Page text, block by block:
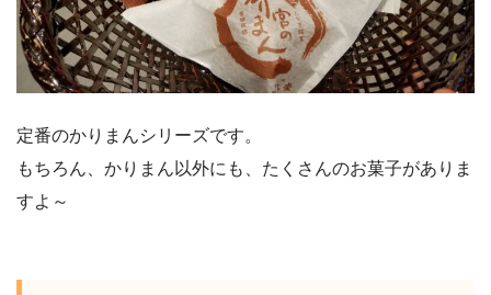
定番のかりまんシリーズです。
もちろん、かりまん以外にも、たくさんのお菓子がありま
すよ～